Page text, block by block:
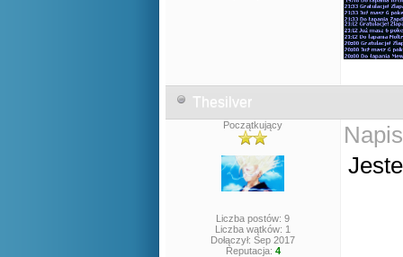
Thesilver
Początkujący
Liczba postów: 9
Liczba wątków: 1
Dołączył: Sep 2017
Reputacja: 4